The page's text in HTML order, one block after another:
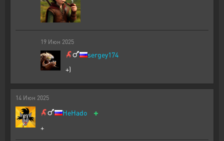
19 Июн 2025
sergey174
+)
14 Июн 2025
HeHado +
+